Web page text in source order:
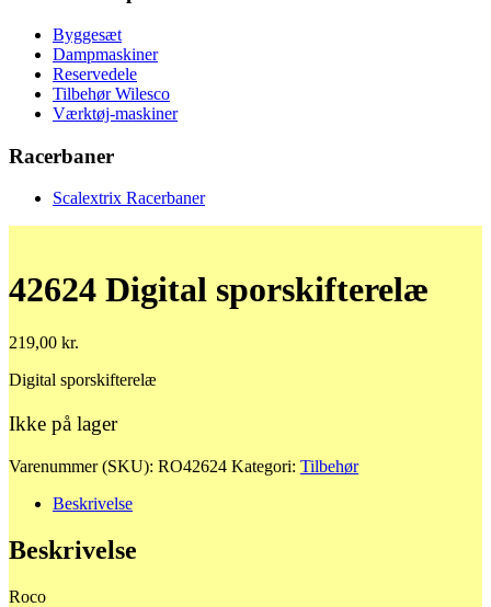
Byggesæt
Dampmaskiner
Reservedele
Tilbehør Wilesco
Værktøj-maskiner
Racerbaner
Scalextrix Racerbaner
42624 Digital sporskifterelæ
219,00 kr.
Digital sporskifterelæ
Ikke på lager
Varenummer (SKU): RO42624 Kategori: Tilbehør
Beskrivelse
Beskrivelse
Roco